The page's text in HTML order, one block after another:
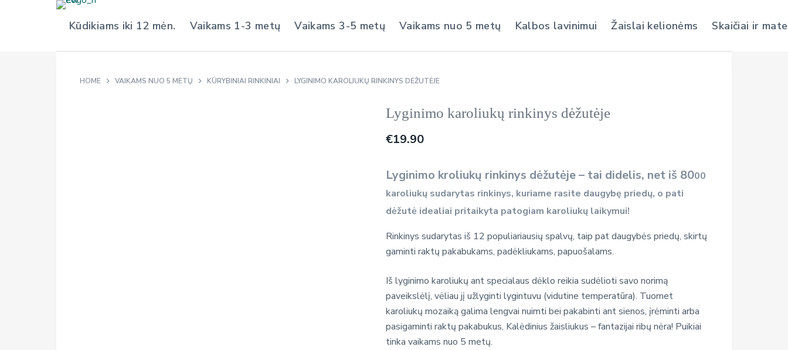
Kūdikiams iki 12 mėn. Vaikams 1-3 metų Vaikams 3-5 metų Vaikams nuo 5 metų Kalbos lavinimui Žaislai kelionėms Skaičiai ir
HOME VAIKAMS NUO 5 METŲ KŪRYBINIAI RINKINIAI LYGINIMO KAROLIUKŲ RINKINYS DĖŽUTĖJE
Lyginimo karoliukų rinkinys dėžutėje
€19.90
Lyginimo kroliukų rinkinys dėžutėje – tai didelis, net iš 8000
karoliukų sudarytas rinkinys, kuriame rasite daugybę priedų, o pati
dėžutė idealiai pritaikyta patogiam karoliukų laikymui!
Rinkinys sudarytas iš 12 populiariausių spalvų, taip pat daugybės priedų, skirtų
gaminti raktų pakabukams, padėkliukams, papuošalams.
Iš lyginimo karoliukų ant specialaus dėklo reikia sudėlioti savo norimą
paveikslėlį, vėliau jį užlyginti lygintuvu (vidutine temperatūra). Tuomet
karoliukų mozaiką galima lengvai nuimti bei pakabinti ant sienos, įrėminti arba
pasigaminti raktų pakabukus, Kalėdinius žaisliukus – fantazijai ribų nėra! Puikiai
tinka vaikams nuo 5 metų.